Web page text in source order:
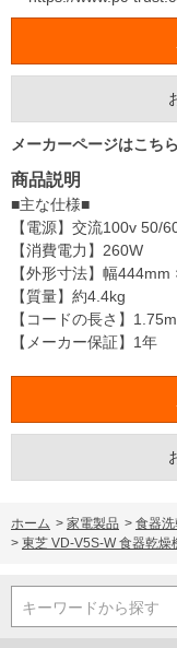
メーカーページはこちら
商品説明
■主な仕様■
【電源】交流100v 50/
【消費電力】260W
【外形寸法】幅
【質量】約4.4kg
【コードの長さ】1.75m
【メーカー保証】1年
ホーム > 家電製品 > 食器
> 東芝 VD-V5S-W 食器乾
キーワードから探す